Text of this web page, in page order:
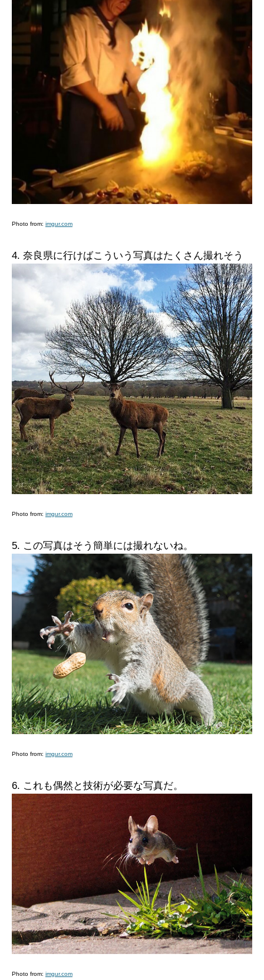
Photo from: imgur.com
4. 奈良県に行けばこういう写真はたくさん撮れそう
Photo from: imgur.com
5. この写真はそう簡単には撮れないね。
Photo from: imgur.com
6. これも偶然と技術が必要な写真だ。
Photo from: imgur.com